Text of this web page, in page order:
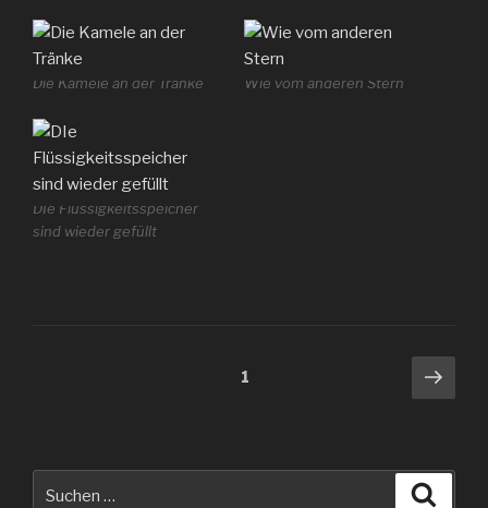
Die Kamele an der Tränke Wie vom anderen Stern
DIe Flüssigkeitsspeicher
sind wieder gefüllt
1